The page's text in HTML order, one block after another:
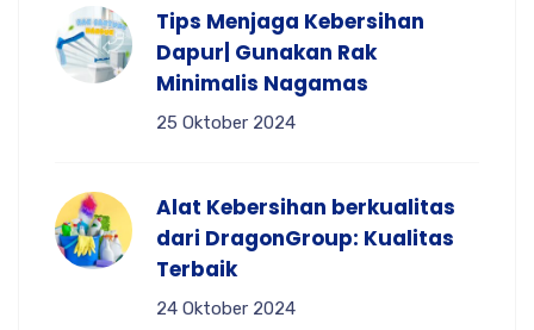
Tips Menjaga Kebersihan
Dapur| Gunakan Rak
Minimalis Nagamas
25 Oktober 2024
Alat Kebersihan berkualitas
dari DragonGroup: Kualitas
Terbaik
24 Oktober 2024